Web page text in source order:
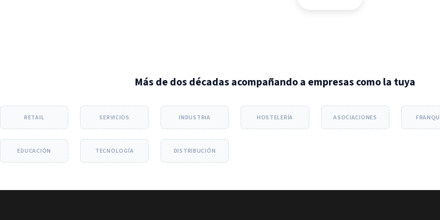
Más de dos décadas acompañando a empresas como la tuya
RETAIL SERVICIOS INDUSTRIA HOSTELERÍA ASOCIACIONES
EDUCACIÓN TECNOLOGÍA DISTRIBUCIÓN